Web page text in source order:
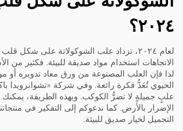
٢٠٢٤؟
لعام ٢٠٢٤، تزداد علب الشوكولاتة على شكل
الاتجاهات استخدام مواد صديقة للبيئة. فكثير من
لذا فإن العلب المصنوعة من ورق معاد تدويره أو
الحيوي تُعَدُّ فكرة رائعة. وفي شركة «تشوانرويدا
علبٍ جميلةٍ لا تضرُّ الكوكب. وبهذه الطريقة، يمكنك
الإضرار بالأرض. كما ندعوكم إلى التفكير في
التجميل لخيار صديق للبيئة.